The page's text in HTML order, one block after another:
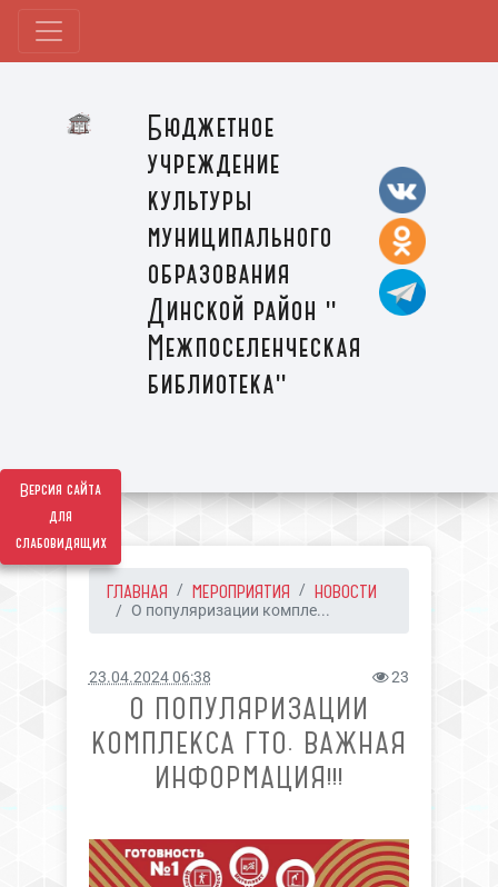
Версия сайта
для
слабовидящих
Бюджетное
учреждение
культуры
муниципального
образования
Динской район "
Межпоселенческая
библиотека"
ГЛАВНАЯ МЕРОПРИЯТИЯ НОВОСТИ
О популяризации компле...
23.04.2024 06:38 23
О ПОПУЛЯРИЗАЦИИ
КОМПЛЕКСА ГТО. ВАЖНАЯ
ИНФОРМАЦИЯ!!!